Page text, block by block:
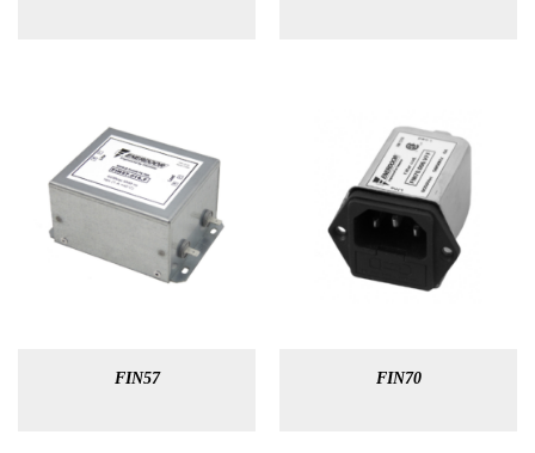
FIN57 FIN70